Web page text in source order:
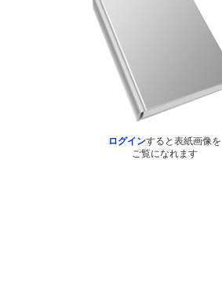
ログインすると表紙画像を
ご覧になれます